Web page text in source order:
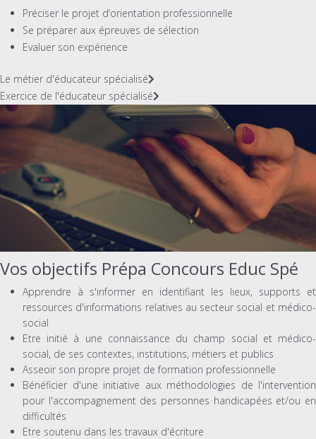
Préciser le projet d’orientation professionnelle
Se préparer aux épreuves de sélection
Evaluer son expérience
Le métier d'éducateur spécialisé
Exercice de l'éducateur spécialisé
Vos objectifs Prépa Concours Educ Spé
Apprendre à s'informer en identifiant les lieux, supports et
ressources d'informations relatives au secteur social et médico-
social
Etre initié à une connaissance du champ social et médico-
social, de ses contextes, institutions, métiers et publics
Asseoir son propre projet de formation professionnelle
Bénéficier d'une initiative aux méthodologies de l'intervention
pour l'accompagnement des personnes handicapées et/ou en
difficultés
Etre soutenu dans les travaux d'écriture